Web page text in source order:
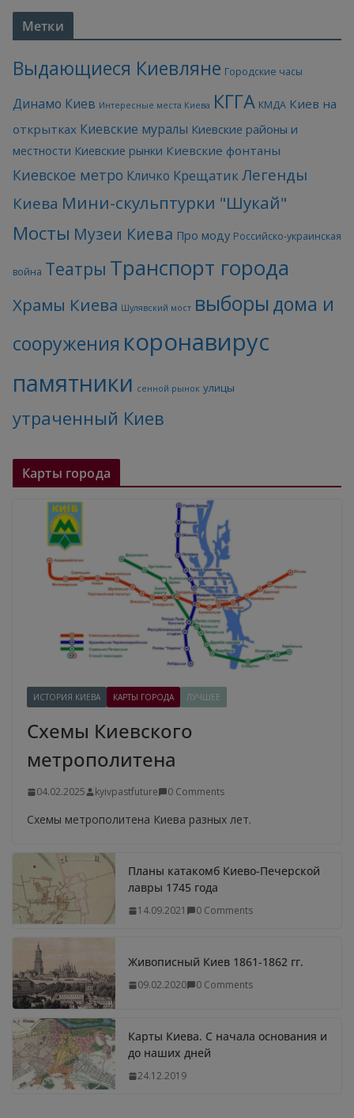
Метки
Выдающиеся Киевляне Городские часы
Динамо Киев Интересные места Киева КГГА КМДА Киев на
открытках Киевские муралы Киевские районы и
местности Киевские рынки Киевские фонтаны
Киевское метро Кличко КрещатикЛегенды
Киева Мини-скульптурки "Шукай"
Мосты Музеи Киева Про моду Российско-украинская
война Театры Транспорт города
Храмы Киева Шулявский мост выборы дома и
сооружения коронавирус
памятники сенной рынок улицы
утраченный Киев
Карты города
ИСТОРИЯ КИЕВА КАРТЫ ГОРОДА ЛУЧШЕЕ
Схемы Киевского
метрополитена
04.02.2025 kyivpastfuture 0 Comments
Схемы метрополитена Киева разных лет.
Планы катакомб Киево-Печерской
лавры 1745 года
14.09.2021 0 Comments
Живописный Киев 1861-1862 гг.
09.02.2020 0 Comments
Карты Киева. С начала основания и
до наших дней
24.12.2019